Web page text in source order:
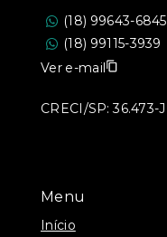
Menu
Início
(18) 99643-6845
(18) 99115-3939
Ver e-mail
CRECI/SP: 36.473-J